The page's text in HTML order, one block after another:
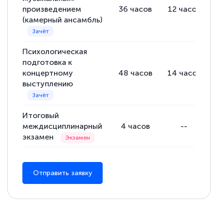
произведением
(камерный ансамбль)
36 часов 12 часов
Психологическая
подготовка к
концертному
выступлению
48 часов 14 часов
Итоговый
междисциплинарный
экзамен
4 часов --
Отправить заявку